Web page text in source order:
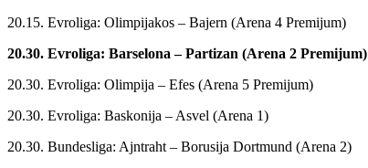
20.15. Evroliga: Olimpijakos – Bajern (Arena 4 Premijum)
20.30. Evroliga: Barselona – Partizan (Arena 2 Premijum)
20.30. Evroliga: Olimpija – Efes (Arena 5 Premijum)
20.30. Evroliga: Baskonija – Asvel (Arena 1)
20.30. Bundesliga: Ajntraht – Borusija Dortmund (Arena 2)